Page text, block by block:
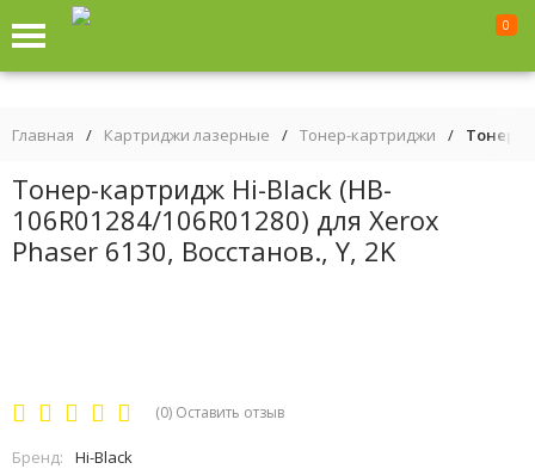
0
Главная / Картриджи лазерные / Тонер-картриджи / Тонер-
Тонер-картридж Hi-Black (HB-
106R01284/106R01280) для Xerox
Phaser 6130, Восстанов., Y, 2K
(0) Оставить отзыв
Бренд:
Hi-Black